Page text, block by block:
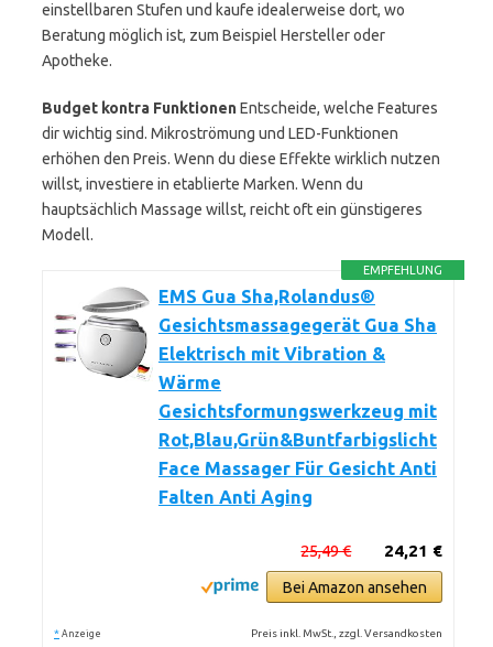
einstellbaren Stufen und kaufe idealerweise dort, wo
Beratung möglich ist, zum Beispiel Hersteller oder
Apotheke.
Budget kontra FunktionenEntscheide, welche Features
dir wichtig sind. Mikroströmung und LED-Funktionen
erhöhen den Preis. Wenn du diese Effekte wirklich nutzen
willst, investiere in etablierte Marken. Wenn du
hauptsächlich Massage willst, reicht oft ein günstigeres
Modell.
EMPFEHLUNG
EMS Gua Sha,Rolandus®
Gesichtsmassagegerät Gua Sha
Elektrisch mit Vibration &
Wärme
Gesichtsformungswerkzeug mit
Rot,Blau,Grün&Buntfarbigslicht
Face Massager Für Gesicht Anti
Falten Anti Aging
24,21 €
25,49 €
Bei Amazon ansehen
* Anzeige Preis inkl. MwSt., zzgl. Versandkosten